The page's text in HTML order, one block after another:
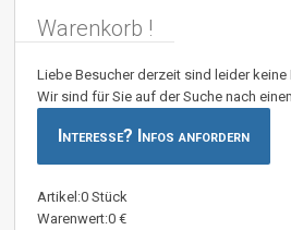
Warenkorb !
Liebe Besucher derzeit sind leider keine
Wir sind für Sie auf der Suche nach
Interesse? Infos anfordern
Artikel:0 Stück
Warenwert:0 €